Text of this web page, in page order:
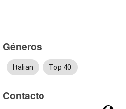
Géneros
Italian Top 40
Contacto